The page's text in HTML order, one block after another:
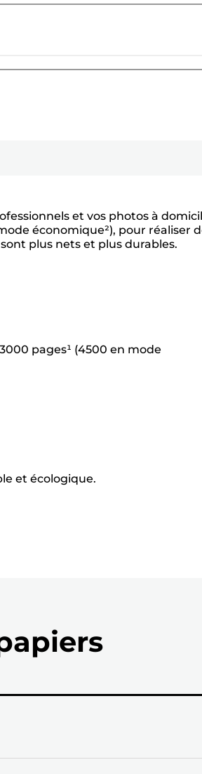
et vos photos à
économique²), pour réaliser
plus nets et plus durables.
pages¹ (4500 en mode
et écologique.